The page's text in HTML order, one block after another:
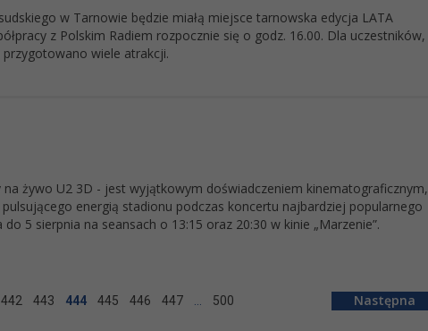
w Tarnowie będzie miałą miejsce tarnowska edycja LATA
z Polskim Radiem rozpocznie się o godz. 16.00. Dla uczestników,
wiele atrakcji.
żywo U2 3D - jest wyjątkowym doświadczeniem kinematograficznym,
energią stadionu podczas koncertu najbardziej popularnego
5 sierpnia na seansach o 13:15 oraz 20:30 w kinie „Marzenie”.
442 443 444 445 446 447 500